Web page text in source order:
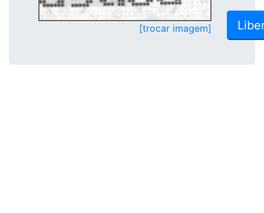
[trocar imagem]